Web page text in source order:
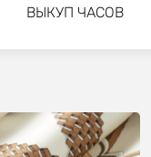
ВЫКУП ЧАСОВ